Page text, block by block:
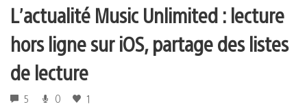
L’actualité Music Unlimited : lecture
hors ligne sur iOS, partage des listes
de lecture
5 0 1